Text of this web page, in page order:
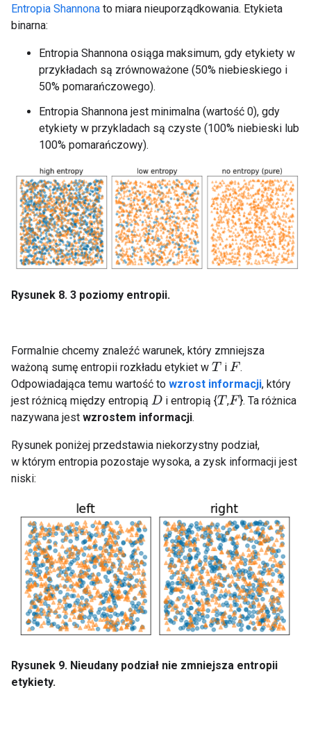
Entropia Shannona to miara nieuporządkowania. Etykieta
binarna:
Entropia Shannona osiąga maksimum, gdy etykiety w
przykładach są zrównoważone (50% niebieskiego i
50% pomarańczowego).
Entropia Shannona jest minimalna (wartość 0), gdy
etykiety w przykladach są czyste (100% niebieski lub
100% pomarańczowy).
Rysunek 8. 3 poziomy entropii.
Formalnie chcemy znaleźć warunek, który zmniejsza
ważoną sumę entropii rozkładu etykiet w T i F .
Odpowiadająca temu wartość to wzrost informacji, który
jest różnicą między entropią D i entropią {T ,F }. Ta różnica
nazywana jest wzrostem informacji.
Rysunek poniżej przedstawia niekorzystny podział,
w którym entropia pozostaje wysoka, a zysk informacji jest
niski:
Rysunek 9. Nieudany podział nie zmniejsza entropii
etykiety.